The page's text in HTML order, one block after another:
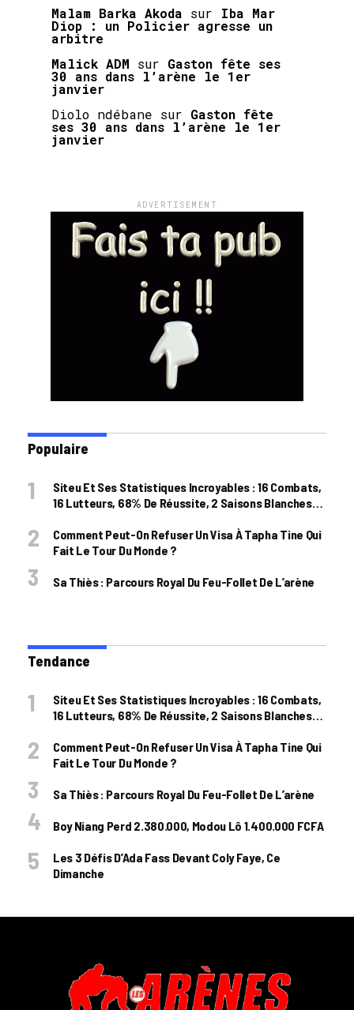
Malam Barka Akoda sur Iba Mar
Diop : un Policier agresse un
arbitre
Malick ADM sur Gaston fête ses
30 ans dans l’arène le 1er
janvier
Diolo ndébane sur Gaston fête
ses 30 ans dans l’arène le 1er
janvier
ADVERTISEMENT
Populaire
Siteu Et Ses Statistiques Incroyables : 16 Combats,
16 Lutteurs, 68% De Réussite, 2 Saisons Blanches…
Comment Peut-On Refuser Un Visa À Tapha Tine Qui
Fait Le Tour Du Monde ?
Sa Thiès : Parcours Royal Du Feu-Follet De L’arène
Tendance
Siteu Et Ses Statistiques Incroyables : 16 Combats,
16 Lutteurs, 68% De Réussite, 2 Saisons Blanches…
Comment Peut-On Refuser Un Visa À Tapha Tine Qui
Fait Le Tour Du Monde ?
Sa Thiès : Parcours Royal Du Feu-Follet De L’arène
Boy Niang Perd 2.380.000, Modou Lô 1.400.000 FCFA
Les 3 Défis D’Ada Fass Devant Coly Faye, Ce
Dimanche